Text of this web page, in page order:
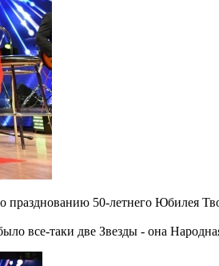
50-летнего Юбилея
все-таки две Звезды - она